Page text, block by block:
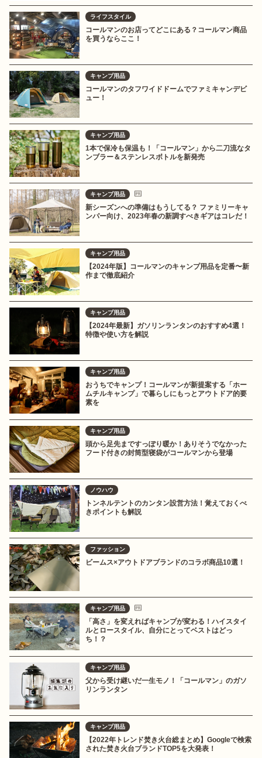
ライフスタイル
コールマンのお店ってどこにある？コールマン商品
を買うならここ！
キャンプ用品
コールマンのタフワイドドームでファミキャンデビ
ュー！
キャンプ用品
1本で保冷も保温も！「コールマン」から二刀流なタ
ンブラー＆ステンレスボトルを新発売
キャンプ用品
新シーズンへの準備はもうしてる？ ファミリーキャ
ンパー向け、2023年春の新調すべきギアはコレだ！
キャンプ用品
【2024年版】コールマンのキャンプ用品を定番〜新
作まで徹底紹介
キャンプ用品
【2024年最新】ガソリンランタンのおすすめ4選！
特徴や使い方を解説
キャンプ用品
おうちでキャンプ！コールマンが新提案する「ホー
ムチルキャンプ」で暮らしにもっとアウトドア的要
素を
キャンプ用品
頭から足先まですっぽり暖か！ありそうでなかった
フード付きの封筒型寝袋がコールマンから登場
ノウハウ
トンネルテントのカンタン設営方法！覚えておくべ
きポイントも解説
ファッション
ビームス×アウトドアブランドのコラボ商品10選！
キャンプ用品
「高さ」を変えればキャンプが変わる！ハイスタイ
ルとロースタイル、自分にとってベストはどっ
ち！？
キャンプ用品
父から受け継いだ一生モノ！「コールマン」のガソ
リンランタン
キャンプ用品
【2022年トレンド焚き火台総まとめ】Googleで検索
された焚き火台ブランドTOP5を大発表！